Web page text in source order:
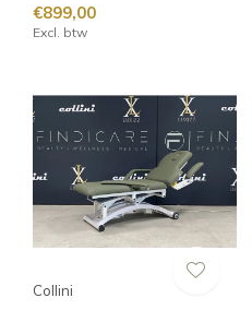
€899,00
Excl. btw
Collini